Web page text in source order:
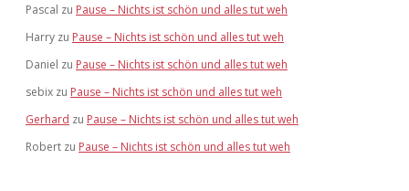
Pascal zu Pause – Nichts ist schön und alles tut weh
Harry zu Pause – Nichts ist schön und alles tut weh
Daniel zu Pause – Nichts ist schön und alles tut weh
sebix zu Pause – Nichts ist schön und alles tut weh
Gerhard zu Pause – Nichts ist schön und alles tut weh
Robert zu Pause – Nichts ist schön und alles tut weh